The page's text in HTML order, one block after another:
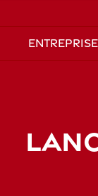
ENTREPRISE